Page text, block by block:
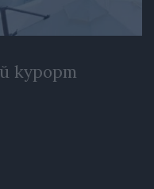
курорт